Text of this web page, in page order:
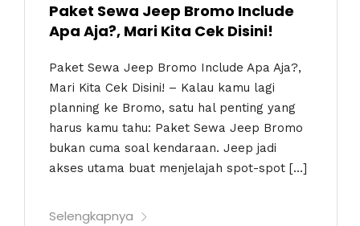
Paket Sewa Jeep Bromo Include
Apa Aja?, Mari Kita Cek Disini!
Paket Sewa Jeep Bromo Include Apa Aja?,
Mari Kita Cek Disini! – Kalau kamu lagi
planning ke Bromo, satu hal penting yang
harus kamu tahu: Paket Sewa Jeep Bromo
bukan cuma soal kendaraan. Jeep jadi
akses utama buat menjelajah spot-spot […]
Selengkapnya